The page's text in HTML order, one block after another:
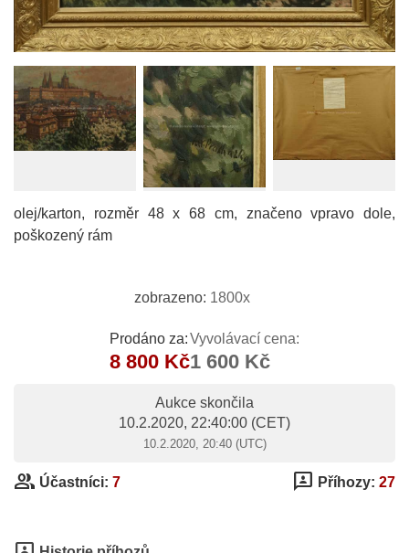
olej/karton, rozměr 48 x 68 cm, značeno vpravo dole,
poškozený rám
zobrazeno: 1800x
Prodáno za:
8 800 Kč
Vyvolávací cena:
1 600 Kč
Aukce skončila
10.2.2020, 22:40:00 (CET)
10.2.2020, 20:40 (UTC)
group Účastníci: 7 3p Příhozy: 27